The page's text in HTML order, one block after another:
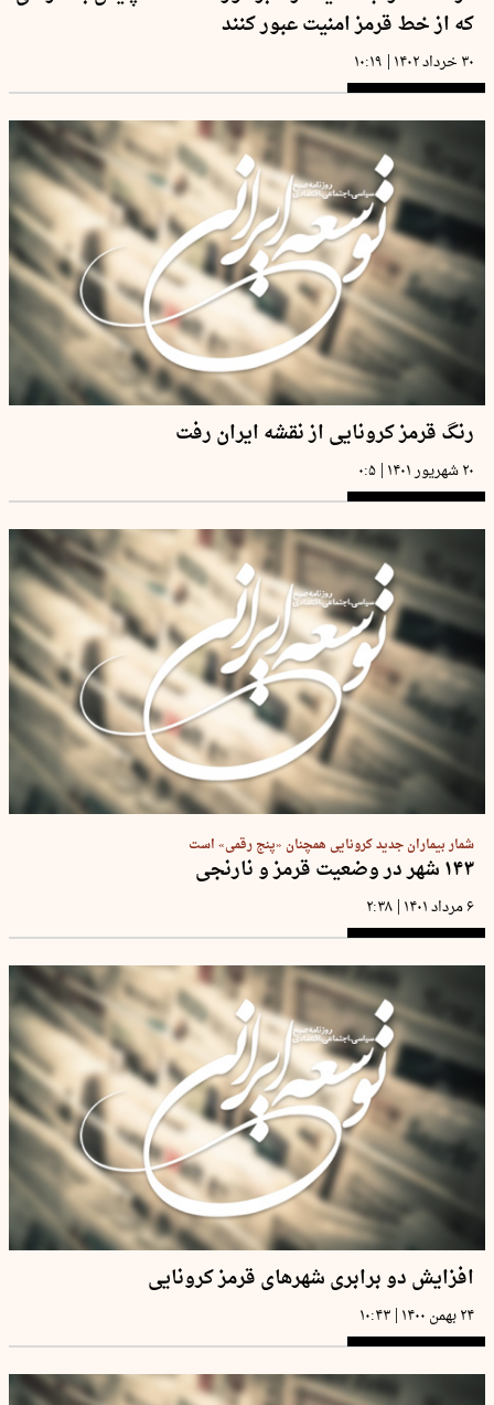
که از خط قرمز امنیت عبور کنند
۳۰ خرداد ۱۴۰۲ | ۱۰:۱۹
رنگ قرمز کرونایی از نقشه ایران رفت
۲۰ شهریور ۱۴۰۱ | ۰:۵
شمار بیماران جدید کرونایی همچنان «پنج رقمی» است
۱۴۳ شهر در وضعیت قرمز و نارنجی
۶ مرداد ۱۴۰۱ | ۲:۳۸
افزایش دو برابری شهرهای قرمز کرونایی
۲۴ بهمن ۱۴۰۰ | ۱۰:۴۳